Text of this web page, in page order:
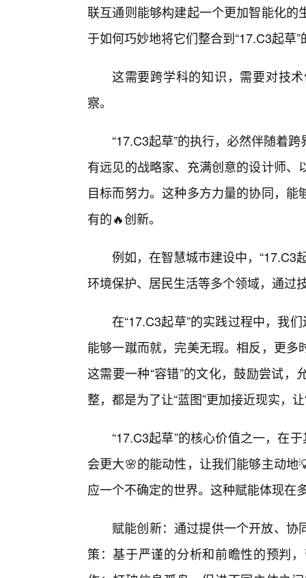
联互通则能够构建起一个更加智能化
于如何巧妙地将它们整合到“17.C3起草
这需要跨学科的知识，需要对技
察。
“17.C3起草”的执行，必然伴随着
有远见的战略家、充满创意的设计师
目标而努力。这种多方力量的协同，
有的🔥创新。
例如，在智慧城市建设中，“17.C3
环境保护、居民生活等多个领域，通过
在“17.C3起草”的实践过程中，我
能够一蹴而就，完美无瑕。相反，更
这需要一种“容错”的文化，鼓励尝试
整，都是为了让“蓝图”更加接近现实，
“17.C3起草”的核心价值之一，在
会更大🌸的能动性，让我们能够主动
应一个不确定的世界。这种赋能体现在
赋能创新：通过提供一个开放、
策：基于严谨的分析和前瞻性的预判